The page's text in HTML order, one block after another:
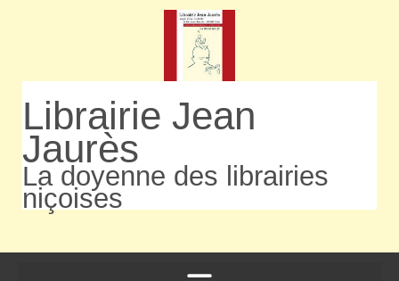
Librairie Jean
Jaurès
La doyenne des librairies
niçoises